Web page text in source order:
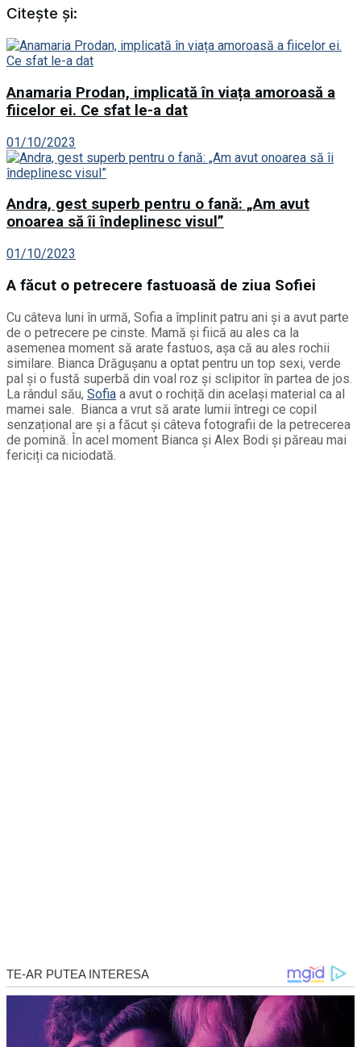
Citește și:
Anamaria Prodan, implicată în viața amoroasă a
fiicelor ei. Ce sfat le-a dat
01/10/2023
Andra, gest superb pentru o fană: „Am avut
onoarea să îi îndeplinesc visul”
01/10/2023
A făcut o petrecere fastuoasă de ziua Sofiei
Cu câteva luni în urmă, Sofia a împlinit patru ani și a avut parte
de o petrecere pe cinste. Mamă și fiică au ales ca la
asemenea moment să arate fastuos, așa că au ales rochii
similare. Bianca Drăgușanu a optat pentru un top sexi, verde
pal și o fustă superbă din voal roz și sclipitor în partea de jos.
La rândul său, Sofia a avut o rochiță din același material ca al
mamei sale. Bianca a vrut să arate lumii întregi ce copil
senzațional are și a făcut și câteva fotografii de la petrecerea
de pomină. În acel moment Bianca și Alex Bodi și păreau mai
fericiți ca niciodată.